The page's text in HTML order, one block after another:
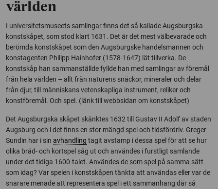
världen
I universitetsmuseets samlingar finns det så kallade Augsburgska
konstskåpet, som stod klart 1631. Det är det mest välbevarade och
berömda konstskåpet som den Augsburgske handelsmannen och
konstagenten Philipp Hainhofer (1578-1647) lät tillverka. De
konstskåp han sammanställde fyllde han med samlingar av föremål
från hela världen – allt från naturens snäckor, mineraler och delar
från djur, till människans vetenskapliga instrument, reliker och
konstföremål. Och spel. (länk till webbsidan om konstskåpet)
Det Augsburgska skåpet skänktes 1632 till Gustav II Adolf av staden
Augsburg och i det finns en stor mängd spel och tidsfördriv. Greger
Sundin har i sin avhandling tagit avstamp i dessa spel för att se hur
olika bräd- och kortspel såg ut och användes i furstligt samlande
under det tidiga 1600-talet. Användes de som spel på samma sätt
som idag? Var spelen i konstskåpen tänkta att användas eller var de
snarare menade att representera spel i ett sammanhang där så